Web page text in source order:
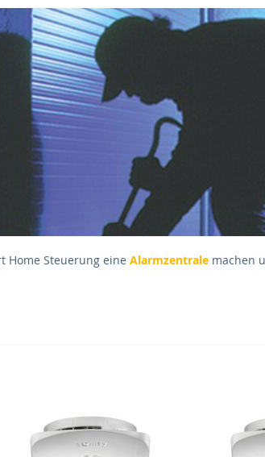
Home Steuerung eine Alarmzentralemachen